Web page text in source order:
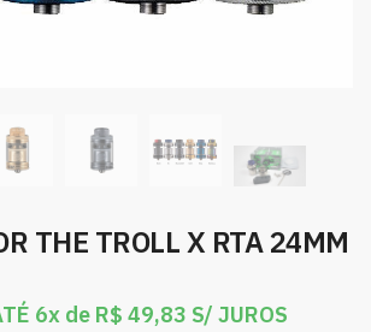
THE TROLL X RTA 24MM
6x de R$ 49,83 S/ JUROS